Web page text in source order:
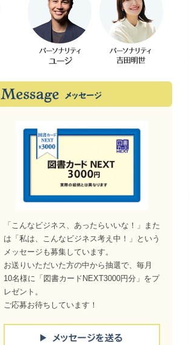
「こんなビジネス、あったらいいな！」また
は「私は、こんなビジネス考え中！」という
メッセージも募集しています。
お送りいただいた方の中から抽選で、毎月
10名様に「図書カードNEXT3000円分」をプ
レゼント。
ご応募お待ちしています！